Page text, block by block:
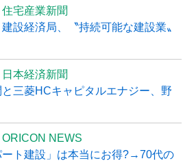
住宅産業新聞
設経済局、〝持続可能な建設業〟
日本経済新聞
三菱HCキャピタルエナジー、野
ORICON NEWS
ート建設」は本当にお得?→70代の